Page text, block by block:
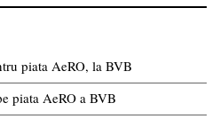
piata AeRO, la BVB
piata AeRO a BVB